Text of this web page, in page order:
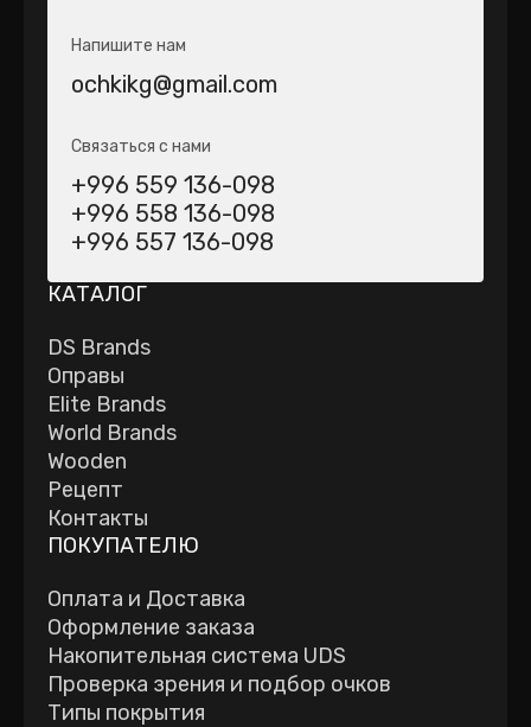
Напишите нам
ochkikg@gmail.com
Связаться с нами
+996 559 136-098
+996 558 136-098
+996 557 136-098
КАТАЛОГ
DS Brands
Оправы
Elite Brands
World Brands
Wooden
Рецепт
Контакты
ПОКУПАТЕЛЮ
Оплата и Доставка
Оформление заказа
Накопительная система UDS
Проверка зрения и подбор очков
Типы покрытия